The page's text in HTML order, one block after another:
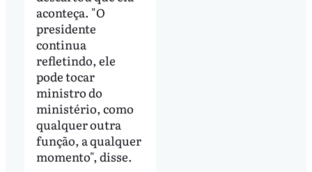
aconteça. "O
presidente
continua
refletindo, ele
pode tocar
ministro do
ministério, como
qualquer outra
função, a qualquer
momento", disse.